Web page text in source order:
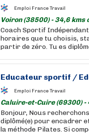
Emploi France Travail
Voiron (38500) - 34,6 kms
Coach Sportif
horaires que tu choisis,
partir de zéro. Tu es
Educateur sportif /
Emploi France Travail
Caluire-et-Cuire (69300) -
Bonjour, Nous
diplômé(e) pour encadrer
la méthode Pilates. Si